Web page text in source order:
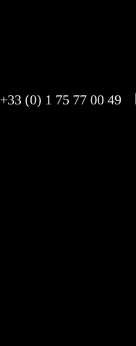
+33 (0) 1 75 77 00 49